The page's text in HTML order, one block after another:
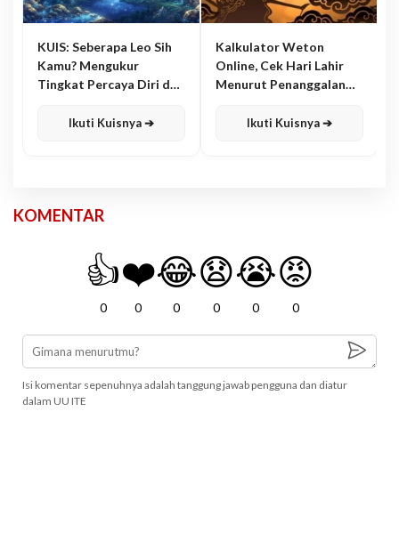
KUIS: Seberapa Leo Sih
Kamu? Mengukur
Tingkat Percaya Diri dan
Ikuti Kuisnya ➔
Kalkulator Weton
Online, Cek Hari Lahir
Menurut Penanggalan
Ikuti Kuisnya ➔
KOMENTAR
👍
0
❤️
0
😂
0
😧
0
😭
0
😡
0
Isi komentar sepenuhnya adalah tanggung jawab pengguna dan diatur
dalam UU ITE